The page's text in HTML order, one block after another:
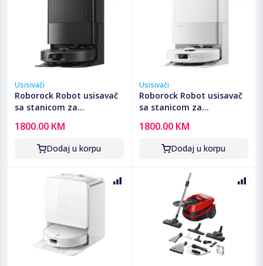
Usisivači
Roborock Robot usisavač
sa stanicom za
18.500 Pa - Qrevo C Pro
1800.00 KM
Dodaj u korpu
Usisivači
Roborock Robot usisavač
sa stanicom za
18.500 Pa - Qrevo C Pro
White
1800.00 KM
Dodaj u korpu